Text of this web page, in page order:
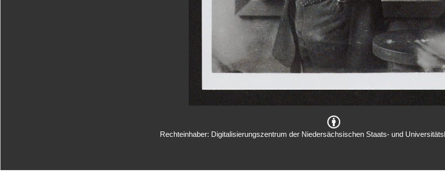
Rechteinhaber: Digitalisierungszentrum der Niedersächsischen Staats- und